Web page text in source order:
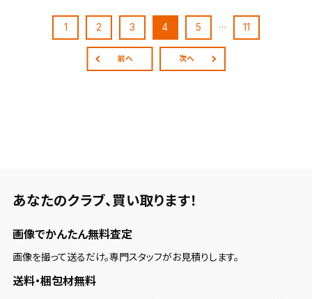
前へ
1 2 3 4 5 … 11
次へ
あなたのクラブ、 買い取ります！
画像でかんたん無料査定
画像を撮って送るだけ。専門スタッフがお見積りします。
送料・梱包材無料